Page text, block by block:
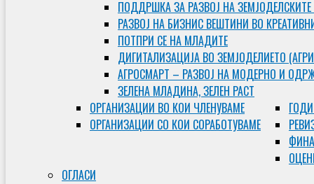
ПОДДРШКА ЗА РАЗВОЈ НА
РАЗВОЈ НА БИЗНИС ВЕШТИНИ ВО
ПОТПРИ СЕ НА МЛАДИТЕ
ДИГИТАЛИЗАЦИЈА ВО ЗЕМЈОДЕЛИЕТО
АГРОСМАРТ – РАЗВОЈ НА МОДЕРНО И
ЗЕЛЕНА МЛАДИНА, ЗЕЛЕН РАСТ
ОРГAНИЗАЦИИ ВО КОИ ЧЛЕНУВАМЕ
ОРГАНИЗАЦИИ СО КОИ СОРАБОТУВАМЕ
ОГЛАСИ